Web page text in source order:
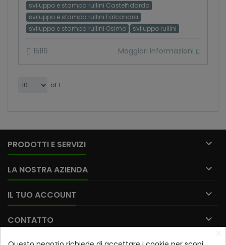
sviluppo e stampa rullini Castelfidardo
sviluppo e stampa rullini Falconara
sviluppo e stampa rullini Osimo
sviluppo rullini
15116 Maggiori informazioni
of 1
PRODOTTI E SERVIZI 
LA NOSTRA AZIENDA 
IL TUO ACCOUNT 
CONTATTO 